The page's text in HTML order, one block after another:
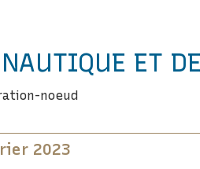
ET
2023